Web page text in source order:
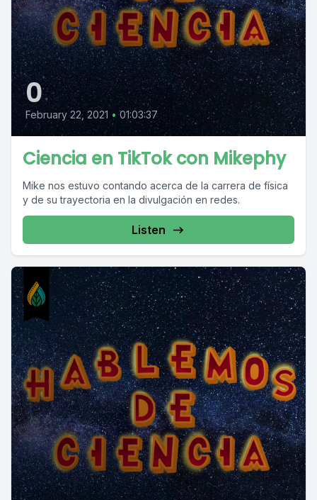
0
February 22, 2021 • 01:03:37
Ciencia en TikTok con Mikephy
Mike nos estuvo contando acerca de la carrera de física
y de su trayectoria en la divulgación en redes.
Listen